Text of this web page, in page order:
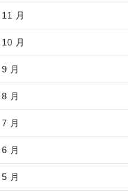
月
月
月
月
月
月
月